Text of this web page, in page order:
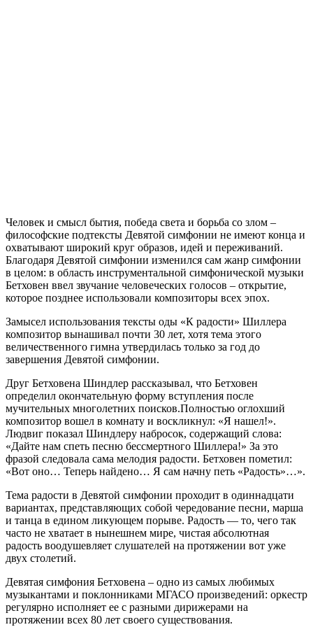
Человек и смысл бытия, победа света и борьба со злом –
философские подтексты Девятой симфонии не имеют конца и
охватывают широкий круг образов, идей и переживаний.
Благодаря Девятой симфонии изменился сам жанр симфонии
в целом: в область инструментальной симфонической музыки
Бетховен ввел звучание человеческих голосов – открытие,
которое позднее использовали композиторы всех эпох.
Замысел использования тексты оды «К радости» Шиллера
композитор вынашивал почти 30 лет, хотя тема этого
величественного гимна утвердилась только за год до
завершения Девятой симфонии.
Друг Бетховена Шиндлер рассказывал, что Бетховен
определил окончательную форму вступления после
мучительных многолетних поисков.Полностью оглохший
композитор вошел в комнату и воскликнул: «Я нашел!».
Людвиг показал Шиндлеру набросок, содержащий слова:
«Дайте нам спеть песню бессмертного Шиллера!» За это
фразой следовала сама мелодия радости. Бетховен пометил:
«Вот оно… Теперь найдено… Я сам начну петь «Радость»…».
Тема радости в Девятой симфонии проходит в одиннадцати
вариантах, представляющих собой чередование песни, марша
и танца в едином ликующем порыве. Радость — то, чего так
часто не хватает в нынешнем мире, чистая абсолютная
радость воодушевляет слушателей на протяжении вот уже
двух столетий.
Девятая симфония Бетховена – одно из самых любимых
музыкантами и поклонниками МГАСО произведений: оркестр
регулярно исполняет ее с разными дирижерами на
протяжении всех 80 лет своего существования.